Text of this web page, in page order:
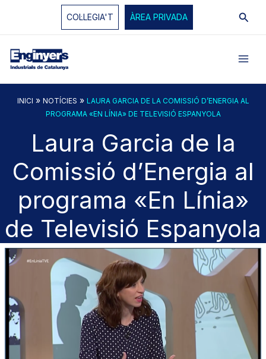
COL·LEGIA'T ÀREA PRIVADA
INICI » NOTÍCIES » LAURA GARCIA DE LA COMISSIÓ D’ENERGIA AL
PROGRAMA «EN LÍNIA» DE TELEVISIÓ ESPANYOLA
Laura Garcia de la
Comissió d’Energia al
programa «En Línia»
de Televisió Espanyola